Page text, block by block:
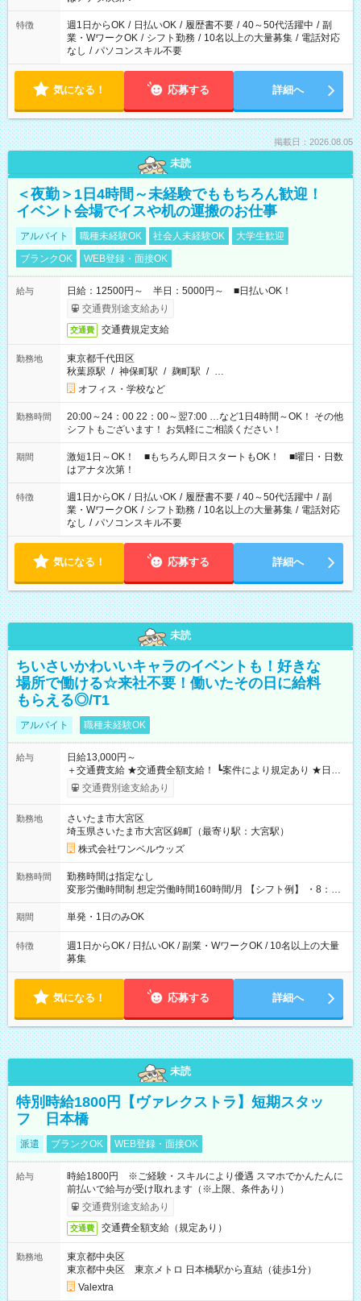
特徴 週1日からOK / 日払いOK / 履歴書不要 / 40～50代活躍中 / 副
業・WワークOK / シフト勤務 / 10名以上の大量募集 / 電話対応
なし / パソコンスキル不要
気になる！ 応募する 詳細へ
掲載日：2026.08.05
未読
＜夜勤＞1日4時間～未経験でももちろん歓迎！
イベント会場でイスや机の運搬のお仕事
アルバイト 職種未経験OK 社会人未経験OK
大学生歓迎
ブランクOK
WEB登録・面接OK
給与
日給：12500円～ 半日：5000円～ ■日払いOK！
交通費別途支給あり
交通費 交通費規定支給
勤務地
東京都千代田区
秋葉原駅 / 神保町駅 / 麹町駅 / …
オフィス・学校など
勤務時間
20:00～24：00 22：00～翌7:00 …など1日4時間～OK！ その他
シフトもございます！ お気軽にご相談ください！
期間
激短1日～OK！ ■もちろん即日スタートもOK！ ■曜日・日数
はアナタ次第！
特徴 週1日からOK / 日払いOK / 履歴書不要 / 40～50代活躍中 / 副
業・WワークOK / シフト勤務 / 10名以上の大量募集 / 電話対応
なし / パソコンスキル不要
気になる！ 応募する 詳細へ
未読
ちいさいかわいいキャラのイベントも！好きな
場所で働ける☆来社不要！働いたその日に給料
もらえる◎/T1
アルバイト 職種未経験OK
給与
日給13,000円～
＋交通費支給 ★交通費全額支給！ ┗案件により規定あり ★日払
いOK！（規定あり） ┗働いたその日に現金GET♪ お仕事後はコ
ンビニATMから 日払い分を引き落とせます！ 【試用期間】試
交通費別途支給あり
勤務地
さいたま市大宮区
埼玉県さいたま市大宮区錦町（最寄り駅：大宮駅）
株式会社ワンベルウッズ
勤務時間
勤務時間は指定なし
変形労働時間制 想定労働時間160時間/月 【シフト例】 ・8：00
～21：00
期間 単発・1日のみOK
特徴
週1日からOK / 日払いOK / 副業・WワークOK / 10名以上の大量
募集
気になる！ 応募する 詳細へ
未読
特別時給1800円【ヴァレクストラ】短期スタッ
フ 日本橋
派遣 ブランクOK WEB登録・面接OK
給与
時給1800円 ※ご経験・スキルにより優遇 スマホでかんたんに
前払いで給与が受け取れます（※上限、条件あり）
交通費別途支給あり
交通費 交通費全額支給（規定あり）
勤務地
東京都中央区
東京都中央区 東京メトロ 日本橋駅から直結（徒歩1分）
Valextra